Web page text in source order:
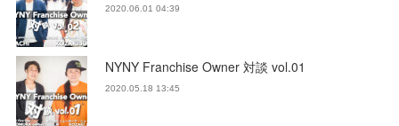
2020.06.01 04:39
NYNY Franchise Owner 対談 vol.01
2020.05.18 13:45